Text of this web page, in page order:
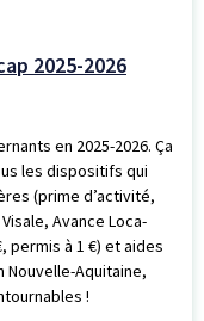
2025-2026
en 2025-2026. Ça
les dispositifs qui
(prime d’activité,
Avance Loca-
permis à 1 €) et aides
Nouvelle-Aquitaine,
!